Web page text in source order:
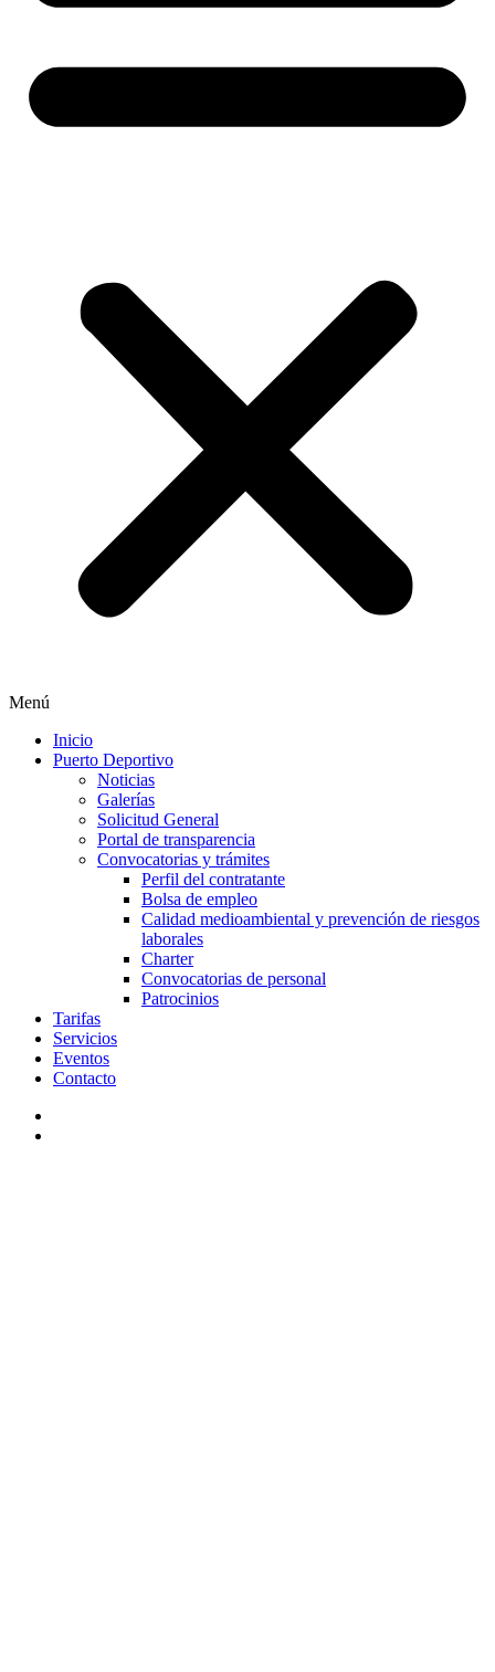
Menú
Inicio
Puerto Deportivo
Noticias
Galerías
Solicitud General
Portal de transparencia
Convocatorias y trámites
Perfil del contratante
Bolsa de empleo
Calidad medioambiental y prevención de riesgos
laborales
Charter
Convocatorias de personal
Patrocinios
Tarifas
Servicios
Eventos
Contacto